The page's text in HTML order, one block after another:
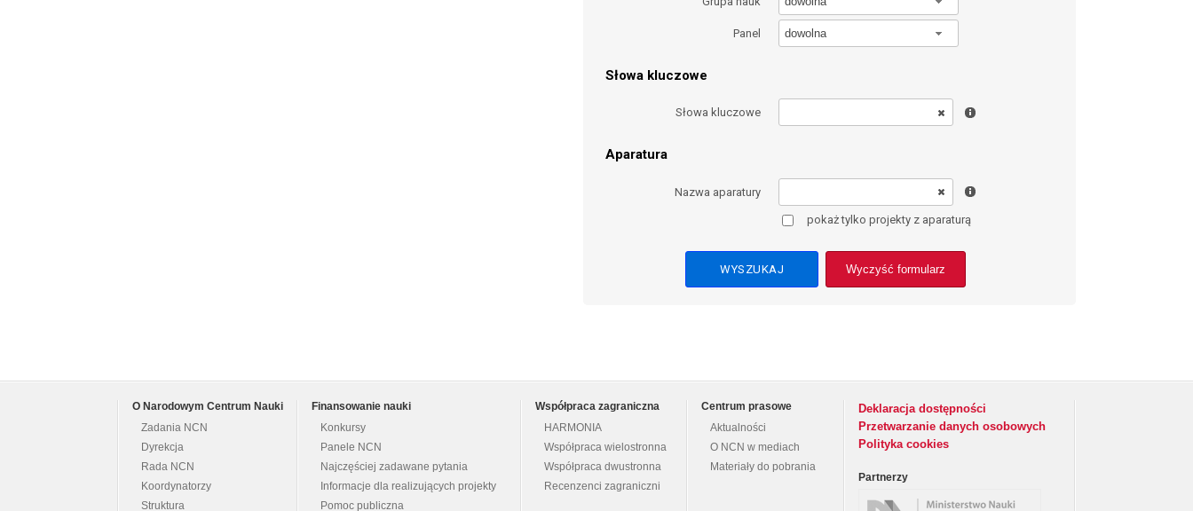
Panel dowolna
Słowa kluczowe
Słowa kluczowe
Aparatura
Nazwa aparatury
pokaż tylko projekty z aparaturą
Wyczyść formularz
O Narodowym Centrum Nauki
Zadania NCN
Dyrekcja
Rada NCN
Koordynatorzy
Struktura
Finansowanie nauki
Konkursy
Panele NCN
Najczęściej zadawane pytania
Informacje dla realizujących projekty
Pomoc publiczna
Współpraca zagraniczna
HARMONIA
Współpraca wielostronna
Współpraca dwustronna
Recenzenci zagraniczni
Centrum prasowe
Aktualności
O NCN w mediach
Materiały do pobrania
Deklaracja dostępności
Przetwarzanie danych osobowych
Polityka cookies
Partnerzy